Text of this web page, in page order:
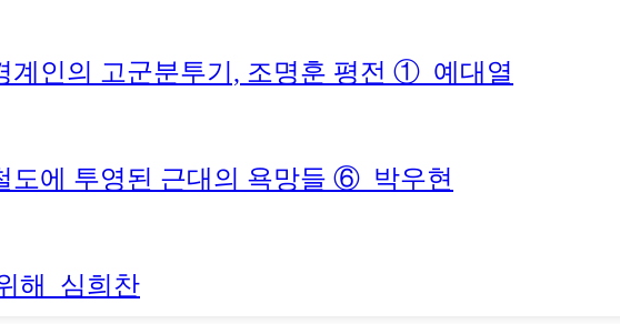
계인의 고군분투기, 조명훈 평전 ①_예대열
도에 투영된 근대의 욕망들 ⑥_박우현
해_심희찬